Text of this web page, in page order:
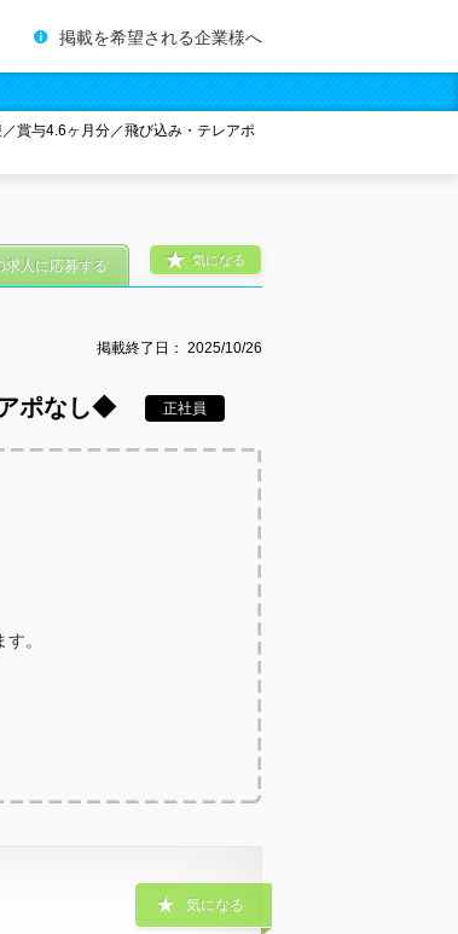
掲載を希望される企業様へ
賞与4.6ヶ月分／飛び込み・テレアポ
掲載終了日： 2025/10/26
ポなし◆ 正社員
気になる
求人に応募する
。
気になる